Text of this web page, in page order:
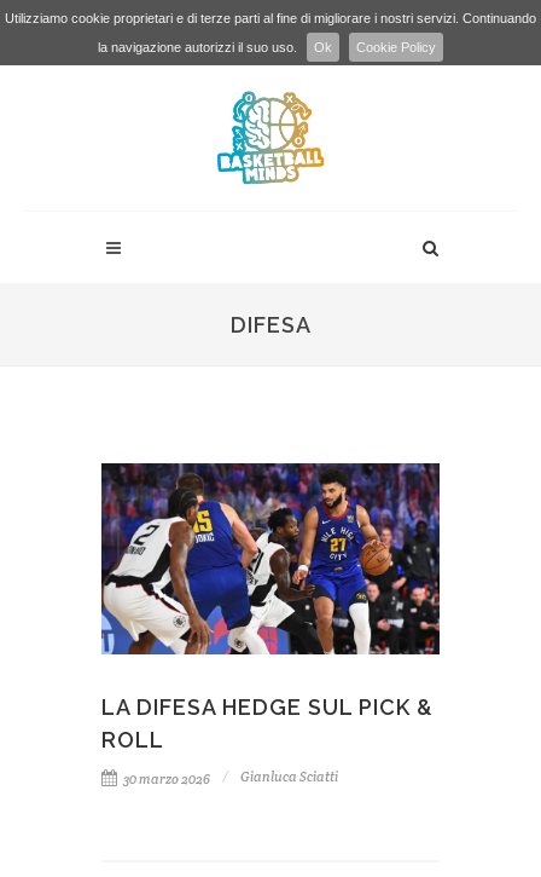
Utilizziamo cookie proprietari e di terze parti al fine di migliorare i nostri servizi. Continuando
la navigazione autorizzi il suo uso.
Ok Cookie Policy
DIFESA
LA DIFESA HEDGE SUL PICK &
ROLL
30 marzo 2026 Gianluca Sciatti